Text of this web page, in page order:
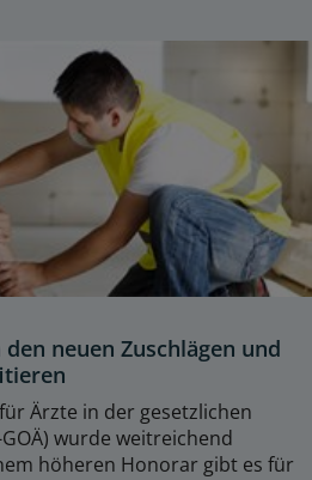
den neuen Zuschlägen und
Ärzte in der gesetzlichen
wurde weitreichend
höheren Honorar gibt es für